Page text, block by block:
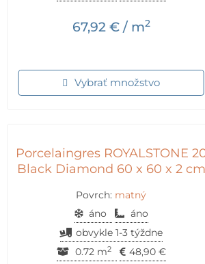
67,92 €/ m2
Vybrať množstvo
Porcelaingres ROYALSTONE
Black Diamond 60 x 60 x 2 cm
Povrch: matný
áno
áno
obvykle 1-3 týždne
0.72 m2 48,90 €